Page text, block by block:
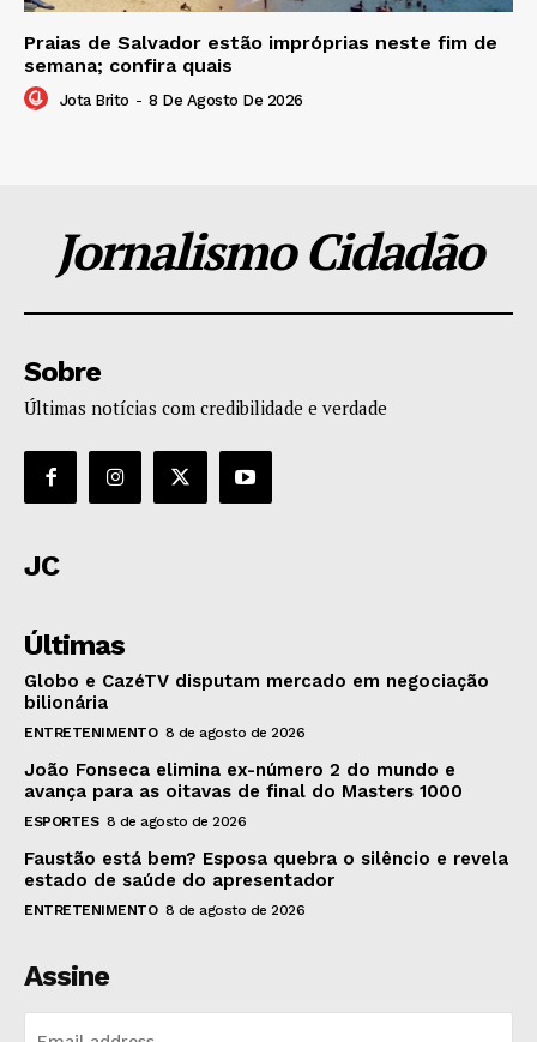
Praias de Salvador estão impróprias neste fim de
semana; confira quais
Jota Brito - 8 De Agosto De 2026
Jornalismo Cidadão
Sobre
Últimas notícias com credibilidade e verdade
JC
Últimas
Globo e CazéTV disputam mercado em negociação
bilionária
ENTRETENIMENTO 8 de agosto de 2026
João Fonseca elimina ex-número 2 do mundo e
avança para as oitavas de final do Masters 1000
ESPORTES 8 de agosto de 2026
Faustão está bem? Esposa quebra o silêncio e revela
estado de saúde do apresentador
ENTRETENIMENTO 8 de agosto de 2026
Assine